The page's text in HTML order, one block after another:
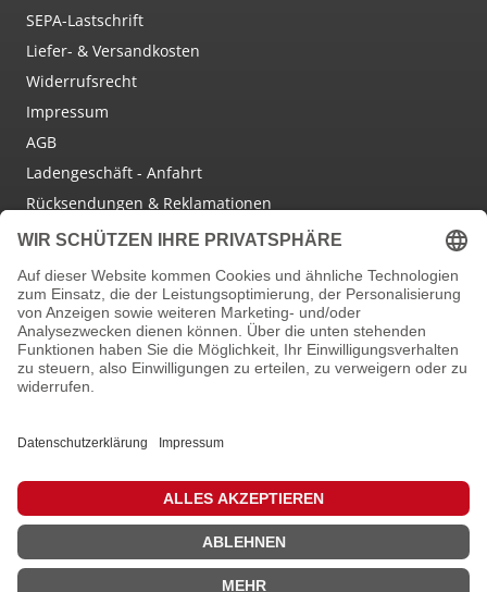
SEPA-Lastschrift
Liefer- & Versandkosten
Widerrufsrecht
Impressum
AGB
Ladengeschäft - Anfahrt
Rücksendungen & Reklamationen
Social Media
Facebook
Instagram